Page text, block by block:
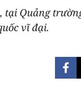
tại Quảng
vĩ đại.